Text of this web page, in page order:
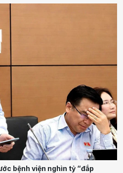
bệnh viện nghìn tỷ “đắp